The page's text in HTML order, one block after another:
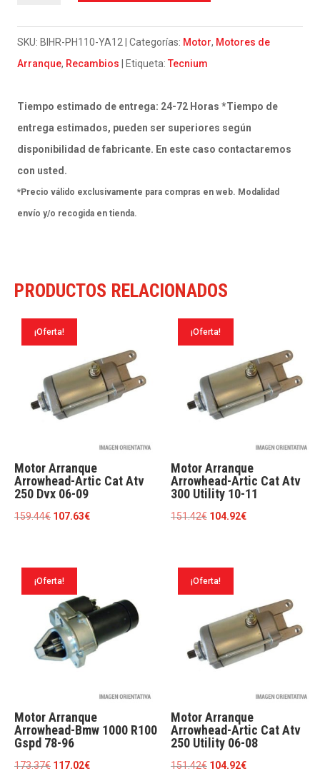
TECNIUM
-
Raptor
700
BIHR-
PH110-
YA12
cantidad
SKU: BIHR-PH110-YA12 Categorías: Motor, Motores de
Arranque, Recambios Etiqueta:Tecnium
Tiempo estimado de entrega: 24-72 Horas *Tiempo de
entrega estimados, pueden ser superiores según
disponibilidad de fabricante. En este caso contactaremos
con usted.
*Precio válido exclusivamente para compras en web. Modalidad
envío y/o recogida en tienda.
PRODUCTOS RELACIONADOS
¡Oferta!
Motor Arranque
Arrowhead-Artic Cat Atv
250 Dvx 06-09
159.44€ El
era:
107.63€El
¡Oferta!
Motor Arranque
Arrowhead-Artic Cat Atv
300 Utility 10-11
151.42€ El
era:
104.92€El
¡Oferta!
Motor Arranque
Arrowhead-Bmw 1000 R100
Gspd 78-96
173.37€ El
117.02€El
¡Oferta!
Motor Arranque
Arrowhead-Artic Cat Atv
250 Utility 06-08
151.42€ El
104.92€El